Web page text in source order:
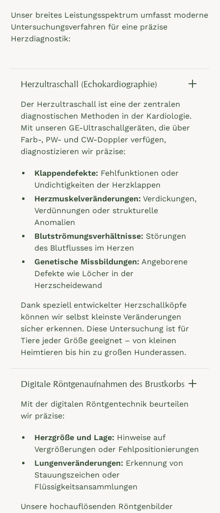
Unser breites Leistungsspektrum umfasst moderne
Untersuchungsverfahren für eine präzise
Herzdiagnostik:
Herzultraschall (Echokardiographie)
Der Herzultraschall ist eine der zentralen
diagnostischen Methoden in der Kardiologie.
Mit unseren GE-Ultraschallgeräten, die über
Farb-, PW- und CW-Doppler verfügen,
diagnostizieren wir präzise:
Klappendefekte: Fehlfunktionen oder
Undichtigkeiten der Herzklappen
Herzmuskelveränderungen: Verdickungen,
Verdünnungen oder strukturelle
Anomalien
Blutströmungsverhältnisse: Störungen
des Blutflusses im Herzen
Genetische Missbildungen: Angeborene
Defekte wie Löcher in der
Herzscheidewand
Dank speziell entwickelter Herzschallköpfe
können wir selbst kleinste Veränderungen
sicher erkennen. Diese Untersuchung ist für
Tiere jeder Größe geeignet – von kleinen
Heimtieren bis hin zu großen Hunderassen.
Digitale Röntgenaufnahmen des Brustkorbs
Mit der digitalen Röntgentechnik beurteilen
wir präzise:
Herzgröße und Lage: Hinweise auf
Vergrößerungen oder Fehlpositionierungen
Lungenveränderungen: Erkennung von
Stauungszeichen oder
Flüssigkeitsansammlungen
Unsere hochauflösenden Röntgenbilder